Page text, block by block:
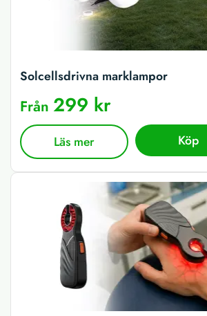
Solcellsdrivna marklampor
Från 299 kr
Läs mer Köp